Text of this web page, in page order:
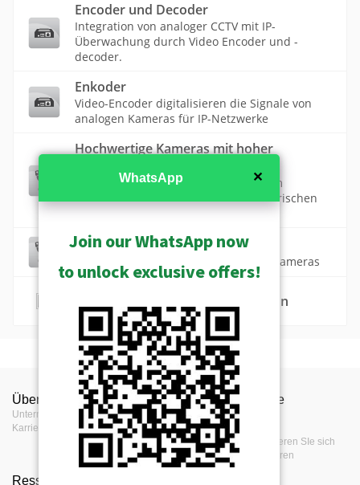
Encoder und Decoder
Integration von analoger CCTV mit IP-
Überwachung durch Video Encoder und -
decoder.
Enkoder
Video-Encoder digitalisieren die Signale von
analogen Kameras für IP-Netzwerke
Hochwertige Kameras mit hoher
Hochwertige Produkte mit hoher Zoom
Funktion, Mehrfach Linsen, hemisphärischen
Blickfeld und Encodern/Decodern
ONVIF-konforme Produkte
Die Liste der ONVIF-konformen ACTi-Kameras
S110 Windows-Based NVR Solution
Produkttyp
Video-Encoder
Maximale
Kameras
1
Product Specifications
V21 V24 Encoder Firmware
H1.07.10 Release Notes (349KB)
V21 V24 Encoder Firmware
H1.06.06 Release Notes (276KB)
Videos
轉換您的類比系統：ACTi編碼器為您做到，大幅省錢！
MSRP in United States
Show Discontinued
Stromversorgungs-Zubehör - Power-Adapter
Windows-Based NVR Solution (SF11)
S110 - Windows-Based NVR Solution
Über ACTi
Unternehmen
Karriere
Kontaktieren Sie
uns
Kontaktieren Sie uns
Bezugsquellen:
Feedback
Presse
Registrieren SIe sich
für unseren
Ressourcen
✕
WhatsApp
Join our WhatsApp now
to unlock exclusive offers!